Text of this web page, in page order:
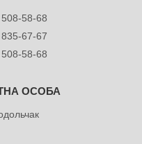
58-68
67-67
58-68